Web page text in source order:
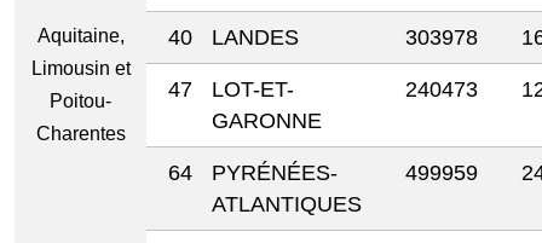
Aquitaine,
Limousin et
Poitou-
Charentes
40 LANDES 303978
47
LOT-ET-
GARONNE
240473
64
PYRÉNÉES-
ATLANTIQUES
499959